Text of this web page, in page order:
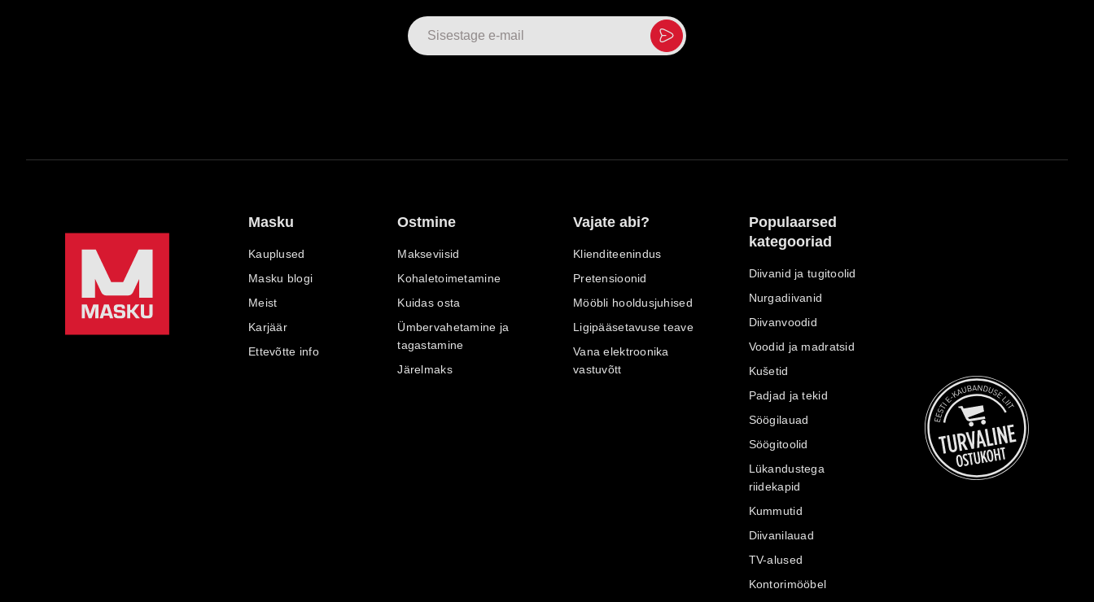
Masku
Kauplused
Masku blogi
Meist
Karjäär
Ettevõtte info
Ostmine
Makseviisid
Kohaletoimetamine
Kuidas osta
Ümbervahetamine ja
tagastamine
Järelmaks
Vajate abi?
Klienditeenindus
Pretensioonid
Mööbli hooldusjuhised
Ligipääsetavuse teave
Vana elektroonika
vastuvõtt
Populaarsed
kategooriad
Diivanid ja tugitoolid
Nurgadiivanid
Diivanvoodid
Voodid ja madratsid
Kušetid
Padjad ja tekid
Söögilauad
Söögitoolid
Lükandustega
riidekapid
Kummutid
Diivanilauad
TV-alused
Kontorimööbel